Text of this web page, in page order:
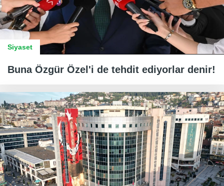
Siyaset
Buna Özgür Özel'i de tehdit ediyorlar denir!